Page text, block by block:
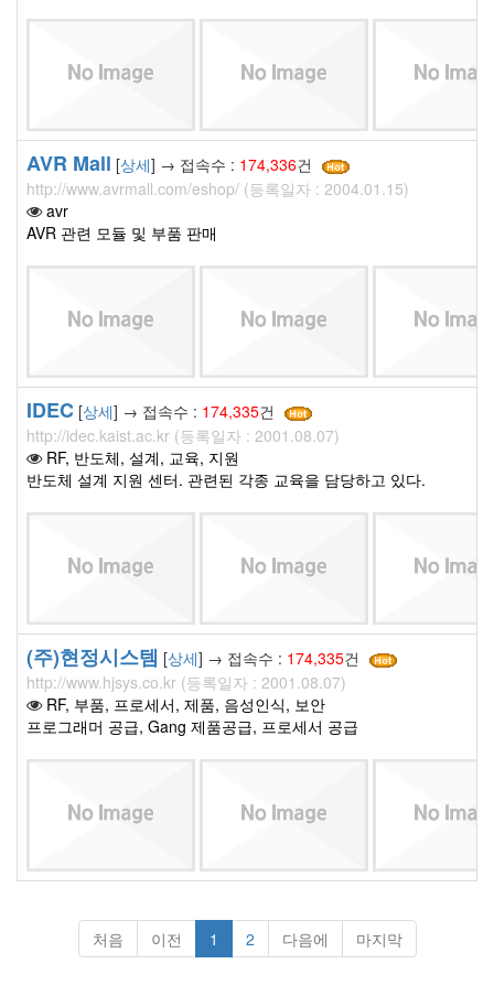
AVR Mall [상세] → 접속수 : 174,336건
http://www.avrmall.com/eshop/ (등록일자 : 2004.01.15)
avr
AVR 관련 모듈 및 부품 판매
IDEC [상세] → 접속수 : 174,335건
http://idec.kaist.ac.kr (등록일자 : 2001.08.07)
RF, 반도체, 설계, 교육, 지원
반도체 설계 지원 센터. 관련된 각종 교육을 담당하고 있다.
(주)현정시스템 [상세] → 접속수 : 174,335건
http://www.hjsys.co.kr (등록일자 : 2001.08.07)
RF, 부품, 프로세서, 제품, 음성인식, 보안
프로그래머 공급, Gang 제품공급, 프로세서 공급
처음 이전 1 2 다음에 마지막